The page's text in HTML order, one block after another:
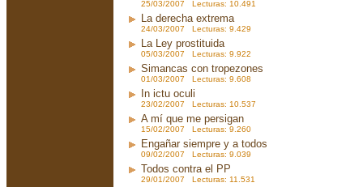
25/03/2007 Lecturas: 10.491
La derecha extrema
24/03/2007 Lecturas: 9.429
La Ley prostituida
05/03/2007 Lecturas: 9.922
Simancas con tropezones
01/03/2007 Lecturas: 9.608
In ictu oculi
23/02/2007 Lecturas: 10.537
A mí que me persigan
15/02/2007 Lecturas: 9.260
Engañar siempre y a todos
09/02/2007 Lecturas: 9.039
Todos contra el PP
29/01/2007 Lecturas: 11.531